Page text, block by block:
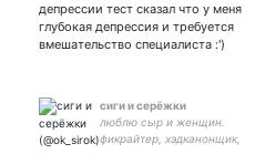
депрессии тест сказал что у меня
глубокая депрессия и требуется
вмешательство специалиста :')
сиги и серёжки
люблю сыр и женщин.
фикрайтер, хэдканонщик,